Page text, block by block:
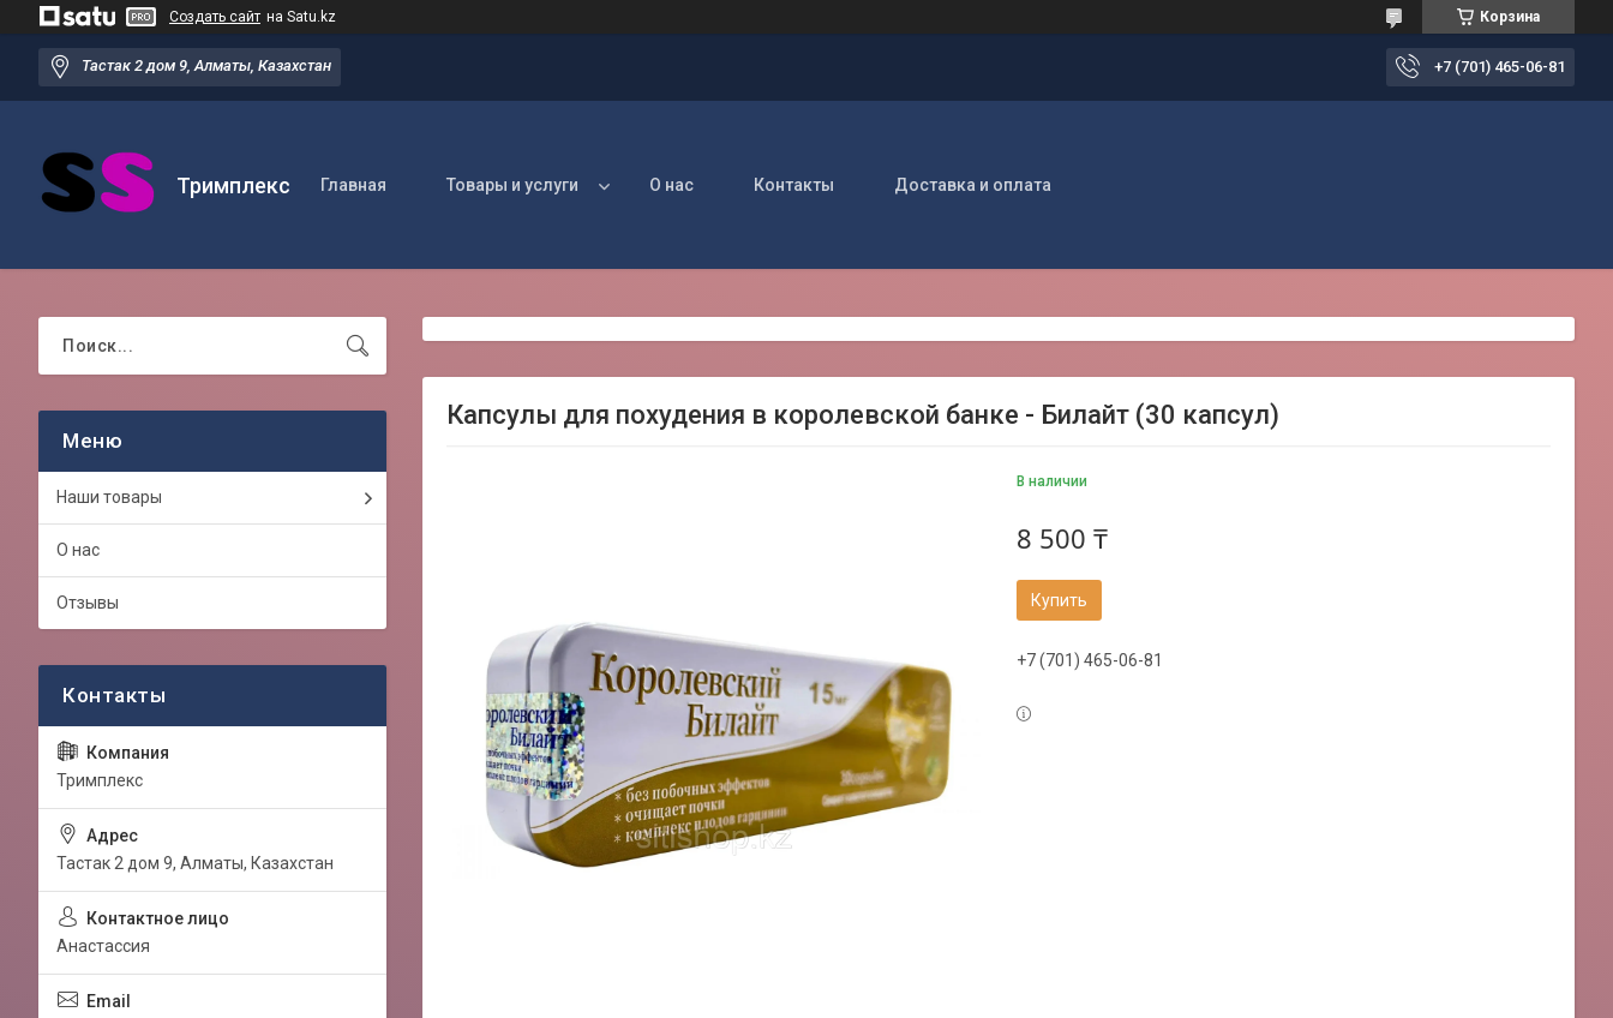
Создать сайт на Satu.kz Корзина
Тастак 2 дом 9, Алматы, Казахстан +7 (701) 465-06-81
Тримплекс Главная Товары и услуги О нас Контакты Доставка и оплата
Капсулы для похудения в королевской банке - Билайт (30 капсул)
В наличии
8 500 ₸
Купить
+7 (701) 465-06-81
Наши товары
О нас
Отзывы
Тримплекс
Тастак 2 дом 9, Алматы, Казахстан
Анастассия